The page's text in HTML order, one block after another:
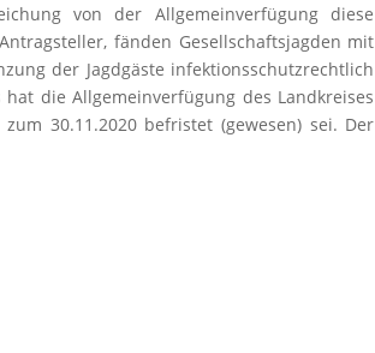
von der Allgemeinverfügung diese
fänden Gesellschaftsjagden mit
der Jagdgäste infektionsschutzrechtlich
die Allgemeinverfügung des Landkreises
30.11.2020 befristet (gewesen) sei. Der